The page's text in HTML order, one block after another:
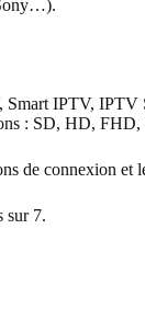
IPTV, IPTV
: SD, HD,
de connexion et
sur 7.